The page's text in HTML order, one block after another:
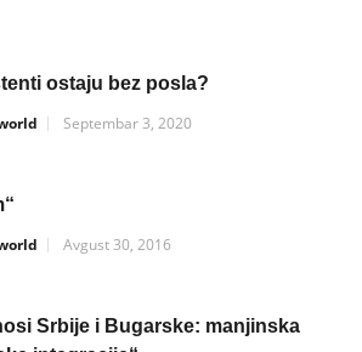
ostaju bez posla?
Septembar 3, 2020
Avgust 30, 2016
Srbije i Bugarske: manjinska